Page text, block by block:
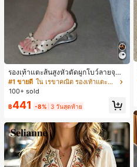
รองเท้าแตะส้นสูงหัวตัดผูกโบว์ลายจุดส
ายเดี่ยวส้นไม่สมมาตรสำหรับผู้หญิง, รอ
งเท้าแตะส้นสูงหนังเทียมสีขาวหรูหรา
#1 ขายดี
ใน เรขาคณิต รองเท้าแตะส้นสูงผู้หญิง
100+ sold
฿441 -8% 3 วันสุดท้าย